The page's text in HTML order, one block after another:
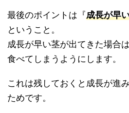
最後のポイントは『成長が早
ということ。
成長が早い茎が出てきた場合
食べてしまうようにします。
これは残しておくと成長が進
ためです。